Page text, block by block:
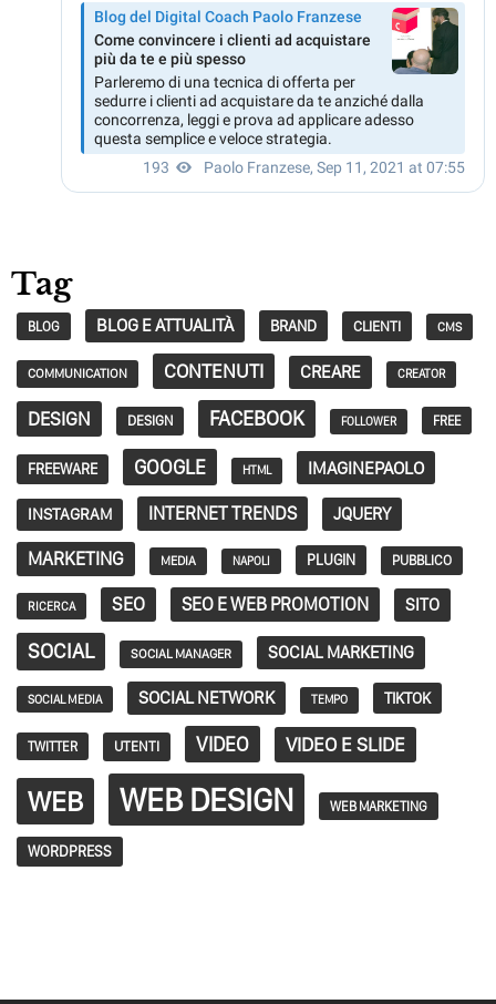
Tag
BLOG BLOG E ATTUALITÀ BRAND CLIENTI CMS
COMMUNICATION CONTENUTI CREARE CREATOR
DESIGN DESIGN FACEBOOK FOLLOWER FREE
FREEWARE GOOGLE HTML IMAGINEPAOLO
INSTAGRAM INTERNET TRENDS JQUERY
MARKETING MEDIA NAPOLI PLUGIN PUBBLICO
RICERCA SEO SEO E WEB PROMOTION SITO
SOCIAL SOCIAL MANAGER SOCIAL MARKETING
SOCIAL MEDIA SOCIAL NETWORK TEMPO TIKTOK
TWITTER UTENTI VIDEO VIDEO E SLIDE
WEB WEB DESIGN WEB MARKETING
WORDPRESS